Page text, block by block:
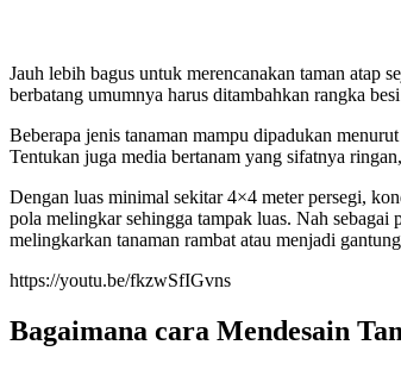
Jauh lebih bagus untuk merencanakan taman atap
berbatang umumnya harus ditambahkan rangka
Beberapa jenis tanaman mampu dipadukan
Tentukan juga media bertanam yang sifatnya
Dengan luas minimal sekitar 4×4 meter persegi,
pola melingkar sehingga tampak luas. Nah sebagai
melingkarkan tanaman rambat atau menjadi
https://youtu.be/fkzwSfIGvns
Bagaimana cara Mendesain